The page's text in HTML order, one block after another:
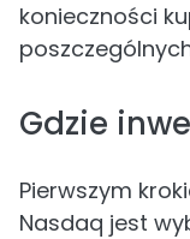
konieczności
Gdzie
Pierwszym
Nasdaq jest